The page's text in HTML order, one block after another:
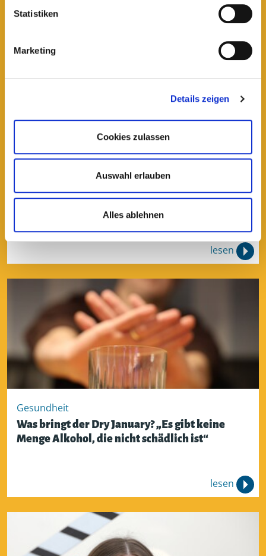
Statistiken
Marketing
Details zeigen
Cookies zulassen
Auswahl erlauben
Alles ablehnen
lesen
Gesunde Ernährung: "Es sind keine
lesen
Gesundheit
Was bringt der Dry January? „Es gibt keine
Menge Alkohol, die nicht schädlich ist“
lesen